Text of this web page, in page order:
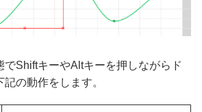
でShiftキーやAltキーを押しながらド
の動作をします。